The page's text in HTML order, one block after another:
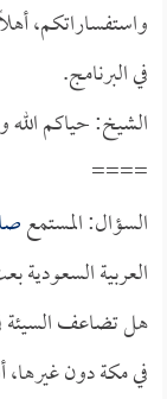
واستفساراتكم،
في البرنامج.
الشيخ: حياكم الله
====
السؤال: المستمع
العربية السعودية
هل تضاعف السيئة
في مكة دون غيرها،